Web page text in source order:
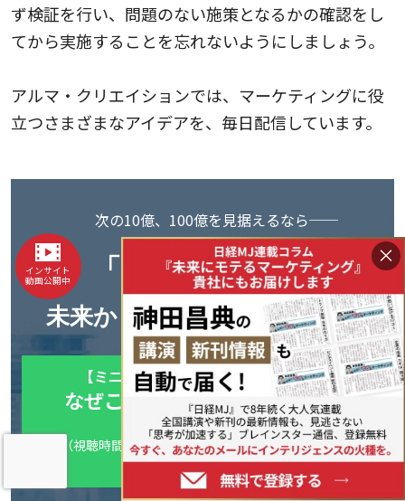
ず検証を行い、問題のない施策となるかの確認をし
てから実施することを忘れないようにしましょう。
アルマ・クリエイションでは、マーケティングに役
立つさまざまなアイデアを、毎日配信しています。
インサイト
動画公開中
次の10億、100億を見据えるなら──
「キラーパス」は
未来から逆算して見えてくる
【ミニ講座】フューチャーマッピング
なぜこんなに、うまくいくのか
事例と仕組み
（視聴時間：約15分/音声だけでも理解できます）
▶ 今すぐ無料で視聴
×